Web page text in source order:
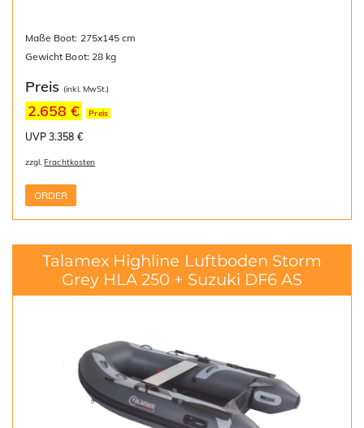
Maße Boot: 275x145 cm
Gewicht Boot: 28 kg
Preis (inkl. MwSt.)
2.658 € Preis
UVP 3.358 €
zzgl.Frachtkosten
ORDER
Talamex Highline Luftboden Storm
Grey HLA 250 + Suzuki DF6 AS